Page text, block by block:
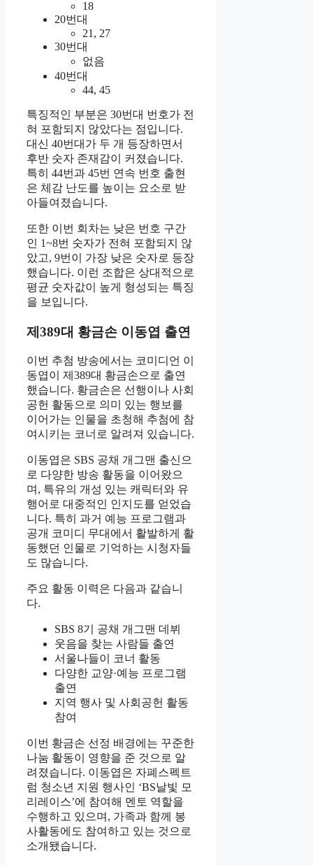
18
20번대
21, 27
30번대
없음
40번대
44, 45
특징적인 부분은 30번대 번호가 전
혀 포함되지 않았다는 점입니다.
대신 40번대가 두 개 등장하면서
후반 숫자 존재감이 커졌습니다.
특히 44번과 45번 연속 번호 출현
은 체감 난도를 높이는 요소로 받
아들여졌습니다.
또한 이번 회차는 낮은 번호 구간
인 1~8번 숫자가 전혀 포함되지 않
았고, 9번이 가장 낮은 숫자로 등장
했습니다. 이런 조합은 상대적으로
평균 숫자값이 높게 형성되는 특징
을 보입니다.
제389대 황금손 이동엽 출연
이번 추첨 방송에서는 코미디언 이
동엽이 제389대 황금손으로 출연
했습니다. 황금손은 선행이나 사회
공헌 활동으로 의미 있는 행보를
이어가는 인물을 초청해 추첨에 참
여시키는 코너로 알려져 있습니다.
이동엽은 SBS 공채 개그맨 출신으
로 다양한 방송 활동을 이어왔으
며, 특유의 개성 있는 캐릭터와 유
행어로 대중적인 인지도를 얻었습
니다. 특히 과거 예능 프로그램과
공개 코미디 무대에서 활발하게 활
동했던 인물로 기억하는 시청자들
도 많습니다.
주요 활동 이력은 다음과 같습니
다.
SBS 8기 공채 개그맨 데뷔
웃음을 찾는 사람들 출연
서울나들이 코너 활동
다양한 교양·예능 프로그램
출연
지역 행사 및 사회공헌 활동
참여
이번 황금손 선정 배경에는 꾸준한
나눔 활동이 영향을 준 것으로 알
려졌습니다. 이동엽은 자폐스펙트
럼 청소년 지원 행사인 ‘BS날빛 모
리레이스’에 참여해 멘토 역할을
수행하고 있으며, 가족과 함께 봉
사활동에도 참여하고 있는 것으로
소개됐습니다.